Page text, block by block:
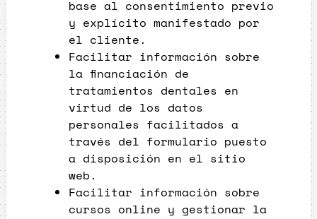
base al consentimiento previo
y explícito manifestado por
el cliente.
Facilitar información sobre
la financiación de
tratamientos dentales en
virtud de los datos
personales facilitados a
través del formulario puesto
a disposición en el sitio
web.
Facilitar información sobre
cursos online y gestionar la